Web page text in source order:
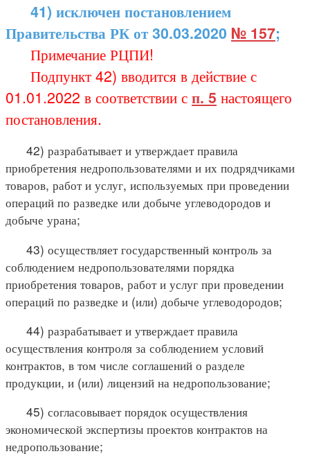
41) исключен постановлением
Правительства РК от 30.03.2020 № 157;
Примечание РЦПИ!
Подпункт 42) вводится в действие с
01.01.2022 в соответствии с п. 5 настоящего
постановления.
42) разрабатывает и утверждает правила
приобретения недропользователями и их подрядчиками
товаров, работ и услуг, используемых при проведении
операций по разведке или добыче углеводородов и
добыче урана;
43) осуществляет государственный контроль за
соблюдением недропользователями порядка
приобретения товаров, работ и услуг при проведении
операций по разведке и (или) добыче углеводородов;
44) разрабатывает и утверждает правила
осуществления контроля за соблюдением условий
контрактов, в том числе соглашений о разделе
продукции, и (или) лицензий на недропользование;
45) согласовывает порядок осуществления
экономической экспертизы проектов контрактов на
недропользование;